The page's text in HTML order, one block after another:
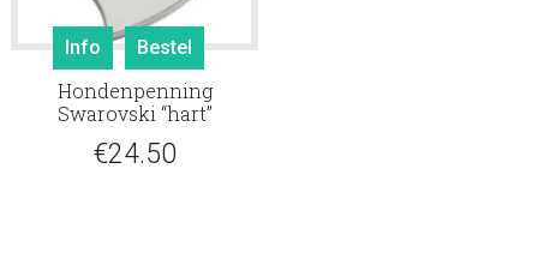
Info Bestel
Hondenpenning
Swarovski “hart”
€24.50